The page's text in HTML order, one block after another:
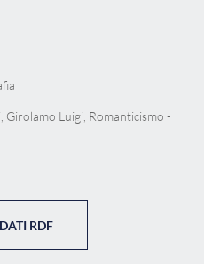
Girolamo Luigi, Romanticismo -
DATI RDF